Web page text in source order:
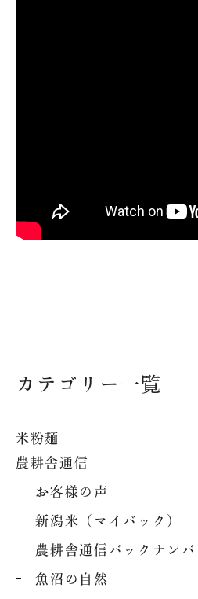
法人概要
美味しさの秘密
お問い合わせ
配送・送料について
特定商取引法に基づく表
プライバシーポリシー
カテゴリー一覧
米粉麺
農耕舎通信
お客様の声
新潟米（マイバック）
農耕舎通信バックナンバ
魚沼の自然